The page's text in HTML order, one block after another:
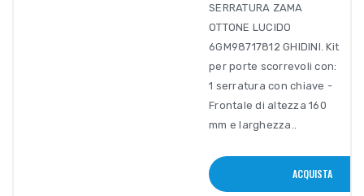
SERRATURA ZAMA
OTTONE LUCIDO
6GM98717812 GHIDINI. Kit
per porte scorrevoli con:
1 serratura con chiave -
Frontale di altezza 160
mm e larghezza..
ACQUISTA